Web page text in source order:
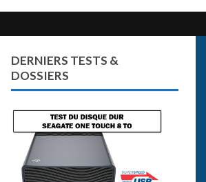
DERNIERS TESTS &
DOSSIERS